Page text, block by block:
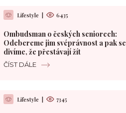
Lifestyle 6435
Ombudsman o českých seniorech:
Odebereme jim svéprávnost a pak se
divíme, že přestávají žít
ČÍST DÁLE
Lifestyle 7345